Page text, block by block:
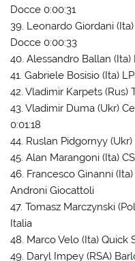
Docce 0:00:31
39. Leonardo Giordani
Docce 0:00:33
40. Alessandro Ballan
41. Gabriele Bosisio (Ita)
42. Vladimir Karpets (Rus)
43. Vladimir Duma (Ukr)
0:01:18
44. Ruslan Pidgornyy (Ukr)
45. Alan Marangoni (Ita)
46. Francesco Ginanni
Androni Giocattoli
47. Tomasz Marczynski
Italia
48. Marco Velo (Ita) Quick
49. Daryl Impey (RSA)